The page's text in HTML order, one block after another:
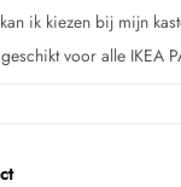
ik kiezen bij mijn
voor alle IKEA